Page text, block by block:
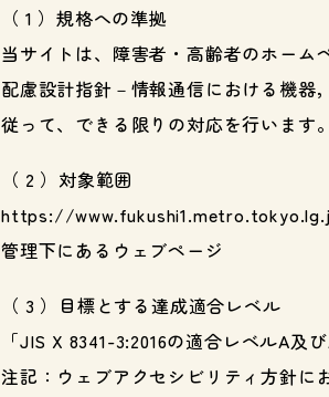
規格への準拠
当サイトは、障害者・高齢者のホーム
配慮設計指針－情報通信における機器
従って、できる限りの対応を行います。
対象範囲
https://
管理下にあるウェブページ
目標とする達成適合レベル
「JIS X 8341-3:2016の適合レベルA及
注記：ウェブアクセシビリティ方針に